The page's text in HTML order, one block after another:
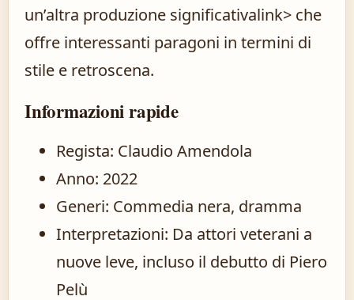
un’altra produzione significativalink> che
offre interessanti paragoni in termini di
stile e retroscena.
Informazioni rapide
Regista: Claudio Amendola
Anno: 2022
Generi: Commedia nera, dramma
Interpretazioni: Da attori veterani a
nuove leve, incluso il debutto di Piero
Pelù